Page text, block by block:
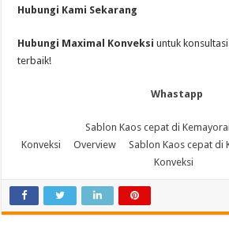
Hubungi Kami Sekarang
Hubungi Maximal Konveksi untuk
terbaik!
Whastapp
Sablon Kaos cepat di
Konveksi
Overview
Sablon Kaos cepat di
Konveksi